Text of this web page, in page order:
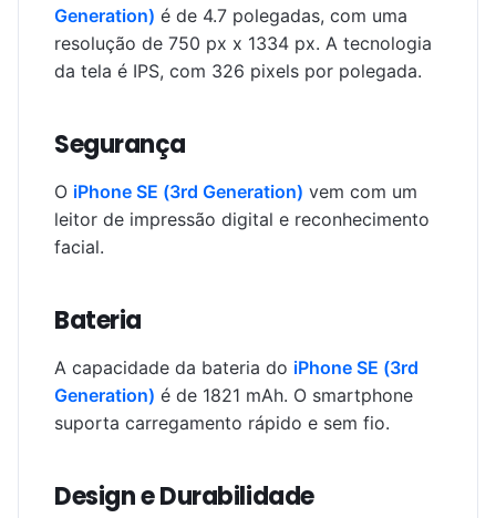
Generation) é de 4.7 polegadas, com uma
resolução de 750 px x 1334 px. A tecnologia
da tela é IPS, com 326 pixels por polegada.
Segurança
O iPhone SE (3rd Generation) vem com um
leitor de impressão digital e reconhecimento
facial.
Bateria
A capacidade da bateria do iPhone SE (3rd
Generation) é de 1821 mAh. O smartphone
suporta carregamento rápido e sem fio.
Design e Durabilidade